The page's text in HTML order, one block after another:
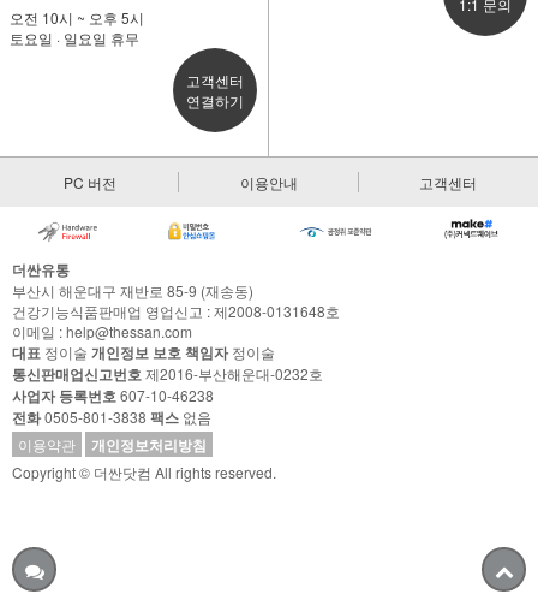
오전 10시 ~ 오후 5시
토요일 · 일요일 휴무
고객센터
연결하기
1:1 문의
PC 버전 이용안내 고객센터
더싼유통
부산시 해운대구 재반로 85-9 (재송동)
건강기능식품판매업 영업신고 : 제2008-0131648호
이메일 : help@thessan.com
대표 정이술 개인정보 보호 책임자정이술
통신판매업신고번호제2016-부산해운대-0232호
사업자 등록번호607-10-46238
전화0505-801-3838 팩스 없음
이용약관
개인정보처리방침
Copyright © 더싼닷컴 All rights reserved.